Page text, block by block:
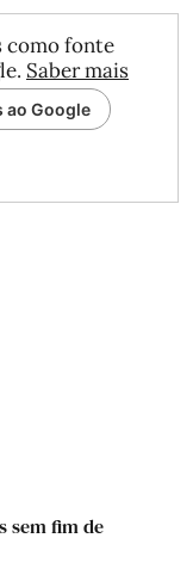
como fonte
Saber mais
ao Google
sem fim de